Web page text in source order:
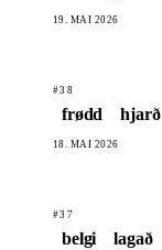
19. MAI 2026
#38
frødd hjarð
18. MAI 2026
#37
belgi lagað